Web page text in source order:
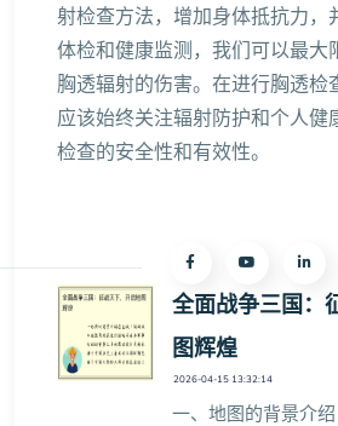
射检查方法，增加身体抵抗力，
体检和健康监测，我们可以最大
胸透辐射的伤害。在进行胸透检
应该始终关注辐射防护和个人健
检查的安全性和有效性。
全面战争三国：
图辉煌
2026-04-15 13:32:14
一、地图的背景介